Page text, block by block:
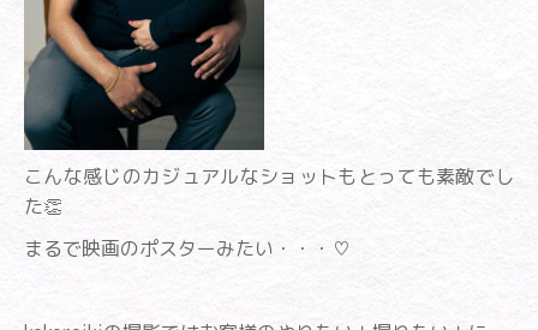
こんな感じのカジュアルなショットもとっても素敵でし
た👏
まるで映画のポスターみたい・・・♡